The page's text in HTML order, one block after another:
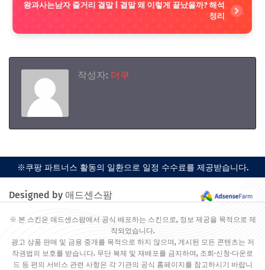
왕과사는남자 줄거리 결말 | 결말 왜 이렇게 끝났을까? 해석
정리
작성자: 더쿠
※쿠팡 파트너스 활동의 일환으로 일정 수수료를 제공받습니다.
Designed by 애드센스팜
※ 본 스킨은 애드센스팜에서 공식 배포하는 스킨으로, 정보 제공을 목적으로 제
작되었습니다.
광고 상품 판매 및 금융 중개를 목적으로 하지 않으며, 게시된 모든 콘텐츠는 저
작권법의 보호를 받습니다. 무단 복제 및 재배포를 금지하며, 조회·신청·다운로
드 등 편의 서비스 관련 사항은 각 기관의 공식 홈페이지를 참고하시기 바랍니